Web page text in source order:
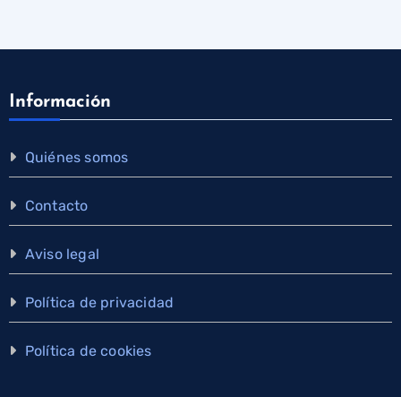
Información
Quiénes somos
Contacto
Aviso legal
Política de privacidad
Política de cookies